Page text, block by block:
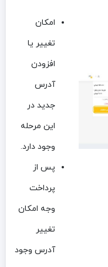
امکان
تغییر یا
افزودن
آدرس
جدید در
این مرحله
وجود دارد.
پس از
پرداخت
وجه امکان
تغییر
آدرس وجود